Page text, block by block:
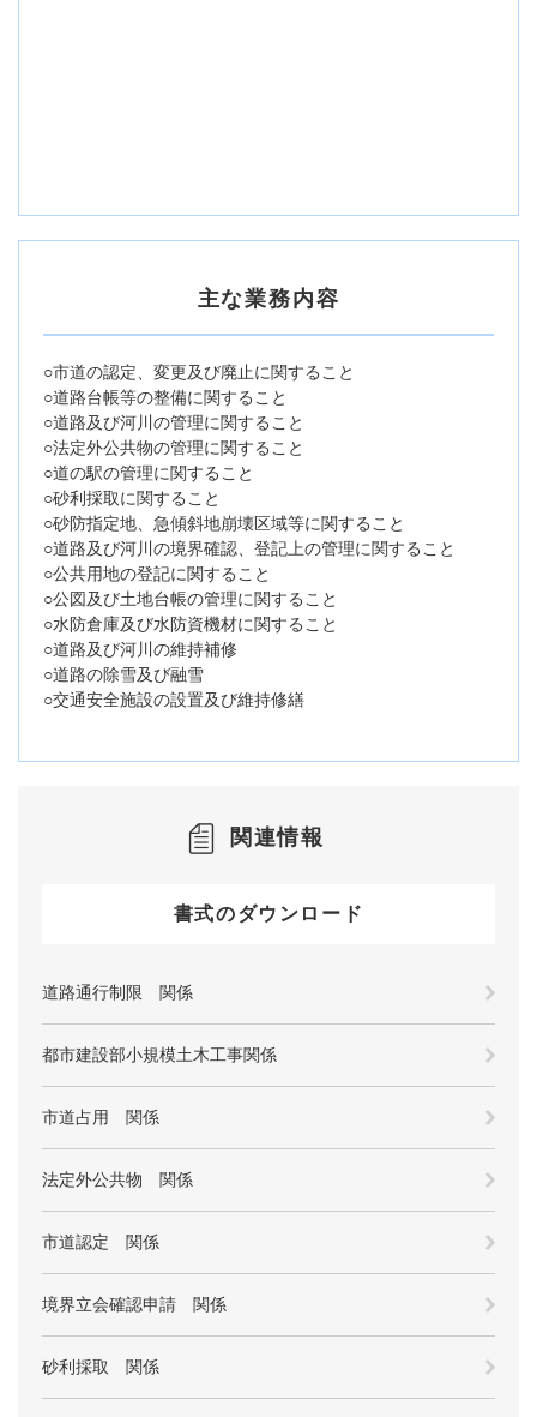
主な業務内容
○市道の認定、変更及び廃止に関すること
○道路台帳等の整備に関すること
○道路及び河川の管理に関すること
○法定外公共物の管理に関すること
○道の駅の管理に関すること
○砂利採取に関すること
○砂防指定地、急傾斜地崩壊区域等に関すること
○道路及び河川の境界確認、登記上の管理に関すること
○公共用地の登記に関すること
○公図及び土地台帳の管理に関すること
○水防倉庫及び水防資機材に関すること
○道路及び河川の維持補修
○道路の除雪及び融雪
○交通安全施設の設置及び維持修繕
関連情報
書式のダウンロード
道路通行制限 関係
都市建設部小規模土木工事関係
市道占用 関係
法定外公共物 関係
市道認定 関係
境界立会確認申請 関係
砂利採取 関係